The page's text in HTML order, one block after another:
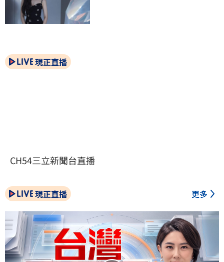
現正直播
CH54三立新聞台直播
現正直播 更多